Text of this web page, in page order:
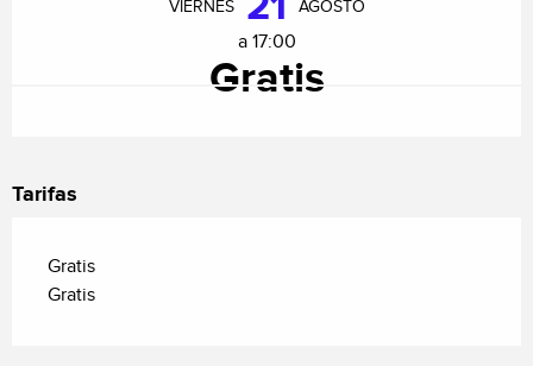
VIERNES AGOSTO
a 17:00
Gratis
Tarifas
Gratis
Gratis